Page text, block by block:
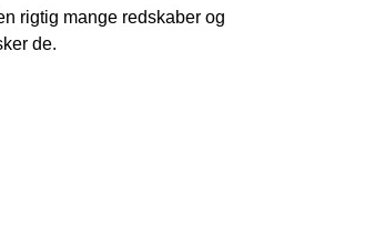
rigtig mange redskaber og
de.